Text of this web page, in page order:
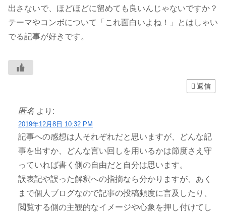
出さないで、ほどほどに留めても良いんじゃないですか？
テーマやコンボについて「これ面白いよね！」とはしゃい
でる記事が好きです。
返信
匿名 より:
2019年12月8日 10:32 PM
記事への感想は人それぞれだと思いますが、どんな記
事を出すか、どんな言い回しを用いるかは節度さえ守
っていれば書く側の自由だと自分は思います。
誤表記や誤った解釈への指摘なら分かりますが、あく
まで個人ブログなので記事の投稿頻度に言及したり、
閲覧する側の主観的なイメージや心象を押し付けてし